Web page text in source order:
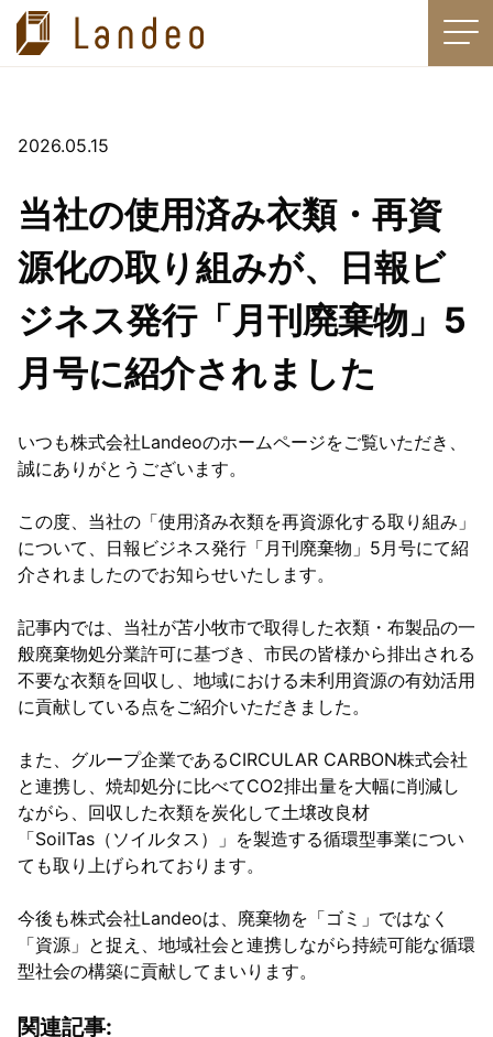
製品
再生ブラスト材
改良土（再生埋戻し材）
乾燥砂、特殊砂
ケーエムマテリアル社製ブラスト材
リサイクル
鉱さい（ブラスト材）リサイクル
無機性汚泥リサイクル
料金表
お知らせ
お客様の声
会社概要
HOME ニュース メディア掲載 当社の使用済み衣類・再資源化の取り組みが、日報ビジネス発行「月刊廃棄物」5月号に紹介されました
2026.05.15
当社の使用済み衣類・再資
源化の取り組みが、日報ビ
ジネス発行「月刊廃棄物」5
月号に紹介されました
いつも株式会社Landeoのホームページをご覧いただき、
誠にありがとうございます。
この度、当社の「使用済み衣類を再資源化する取り組み」
について、日報ビジネス発行「月刊廃棄物」5月号にて紹
介されましたのでお知らせいたします。
記事内では、当社が苫小牧市で取得した衣類・布製品の一
般廃棄物処分業許可に基づき、市民の皆様から排出される
不要な衣類を回収し、地域における未利用資源の有効活用
に貢献している点をご紹介いただきました。
また、グループ企業であるCIRCULAR CARBON株式会社
と連携し、焼却処分に比べてCO2排出量を大幅に削減し
ながら、回収した衣類を炭化して土壌改良材
「SoilTas（ソイルタス）」を製造する循環型事業につい
ても取り上げられております。
今後も株式会社Landeoは、廃棄物を「ゴミ」ではなく
「資源」と捉え、地域社会と連携しながら持続可能な循環
型社会の構築に貢献してまいります。
関連記事: